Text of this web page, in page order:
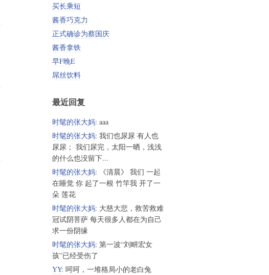
买长乘短
酱香巧克力
正式确诊为蔡国庆
酱香拿铁
早F晚E
屌丝饮料
最近回复
时髦的张大妈: aaa
时髦的张大妈: 我们也尿尿 有人也
尿尿； 我们尿完，太阳一晒，浅浅
的什么也没留下...
时髦的张大妈: 《清晨》 我们 一起
在睡觉 你 起了一根 竹竿我 开了一
朵 莲花
时髦的张大妈: 大慈大悲，救苦救难
冠试阴菩萨 每天很多人都在为自己
求一份阴缘
时髦的张大妈: 第一波“刘畊宏女
孩”已经受伤了
YY: 呵呵，一堆格局小的老白兔